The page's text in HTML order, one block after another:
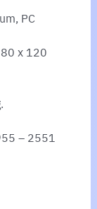
PC
x 120
– 2551